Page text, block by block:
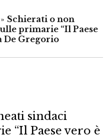
» Schierati o non
primarie “Il Paese
De Gregorio
sindaci
“Il Paese vero è